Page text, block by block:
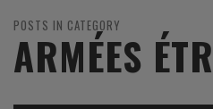
POSTS IN CATEGORY
ARMÉES